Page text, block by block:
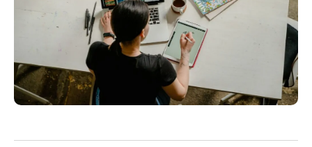
Spřátelené účetní
Katalog doplňků
Jak se vyznat ve fakturaci
mini akademie
Fakturační poradna